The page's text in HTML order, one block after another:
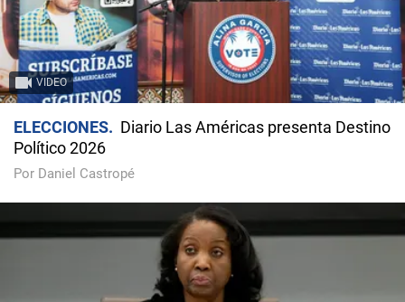
VIDEO
ELECCIONES
Diario Las Américas presenta Destino
Político 2026
Por Daniel Castropé